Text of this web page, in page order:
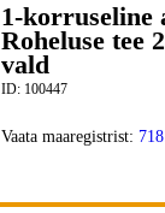
1-korruseline
Roheluse tee
vald
ID: 100447
Vaata maaregistrist: